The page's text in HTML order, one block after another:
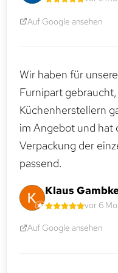
Auf Google ansehen
Wir haben für
Furnipart
Küchenherstellern
im Angebot und hat
Verpackung der
passend.
Klaus
vor 6
Auf Google ansehen